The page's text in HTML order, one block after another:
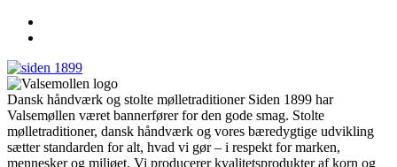
Dansk håndværk og stolte mølletraditioner Siden 1899 har
Valsemøllen været bannerfører for den gode smag. Stolte
mølletraditioner, dansk håndværk og vores bæredygtige udvikling
sætter standarden for alt, hvad vi gør – i respekt for marken,
mennesker og miljøet. Vi producerer kvalitetsprodukter af korn og